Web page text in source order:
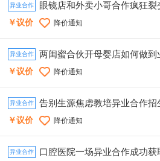
异业合作 眼镜店和外卖小哥合作疯狂裂
￥议价 降价通知
异业合作 两闺蜜合伙开母婴店如何做到
￥议价 降价通知
异业合作 告别生源焦虑教培异业合作招
￥议价 降价通知
异业合作 口腔医院一场异业合作成功获取